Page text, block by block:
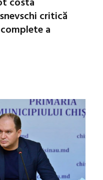
critică
a